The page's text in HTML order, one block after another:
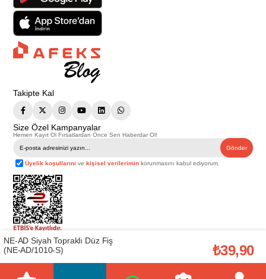
Takipte Kal
Size Özel Kampanyalar
Hemen Kayıt Ol Fırsatlardan Önce Sen Haberdar Ol!
Gönder
Üyelik koşullarını vekişisel verilerimin korunmasını kabul ediyorum.
Telif Hakkı © 2026Afeks Yapı Market
. Tüm hakları saklıdır.
Bu web sitesindeki tüm ürünler ticari amaçlıdır. Web sitemizde yer alan
görsel ve yazılı içerikler firmamıza ait olup, firmamızın yazılı izni alınmadan
başka yerlerde kullanılamaz. İçeriklerin izin alınmadan kopyalanması ve
NE-AD Siyah Topraklı Düz Fiş
(NE-AD/1010-S)
₺39,90